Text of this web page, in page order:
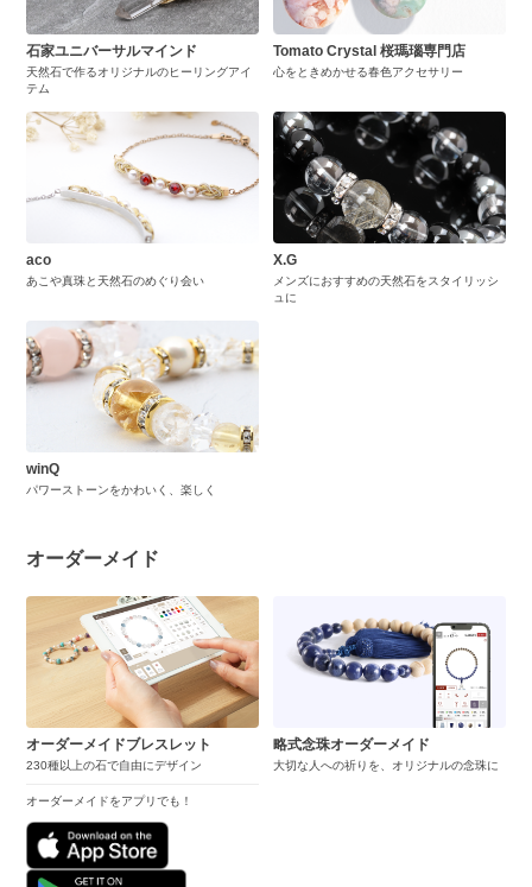
石家ユニバーサルマインド
天然石で作るオリジナルのヒーリングアイ
テム
Tomato Crystal 桜瑪瑙専門店
心をときめかせる春色アクセサリー
aco
あこや真珠と天然石のめぐり会い
X.G
メンズにおすすめの天然石をスタイリッシ
ュに
winQ
パワーストーンをかわいく、楽しく
オーダーメイド
オーダーメイドブレスレット
230種以上の石で自由にデザイン
オーダーメイドをアプリでも！
略式念珠オーダーメイド
大切な人への祈りを、オリジナルの念珠に